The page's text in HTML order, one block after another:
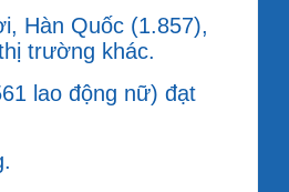
Hàn Quốc (1.857),
trường khác.
lao động nữ) đạt